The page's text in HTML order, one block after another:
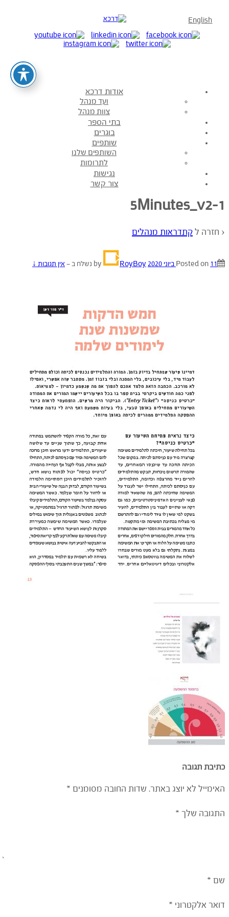
English
אודות דרכא
ועד מנהל
צוות מנהל
בתי הספר
בוגרים
שותפים
השותפים שלנו
לתרומות
נגישות
צור קשר
5Minutes_v2-1
‹ חזרה לקתדראות מנהלים
Posted on 11 ביוני 2020 RoyBoy נשלח ב—אין תגובות ↓
כתיבת תגובה
האימייל לא יוצג באתר. שדות החובה מסומנים *
התגובה שלך *
שם *
דואר אלקטרוני *